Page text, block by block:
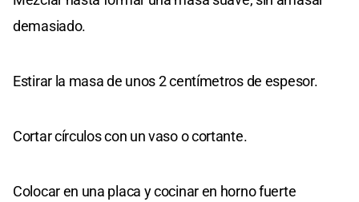
demasiado.
Estirar la masa de unos 2 centímetros de espesor.
Cortar círculos con un vaso o cortante.
Colocar en una placa y cocinar en horno fuerte